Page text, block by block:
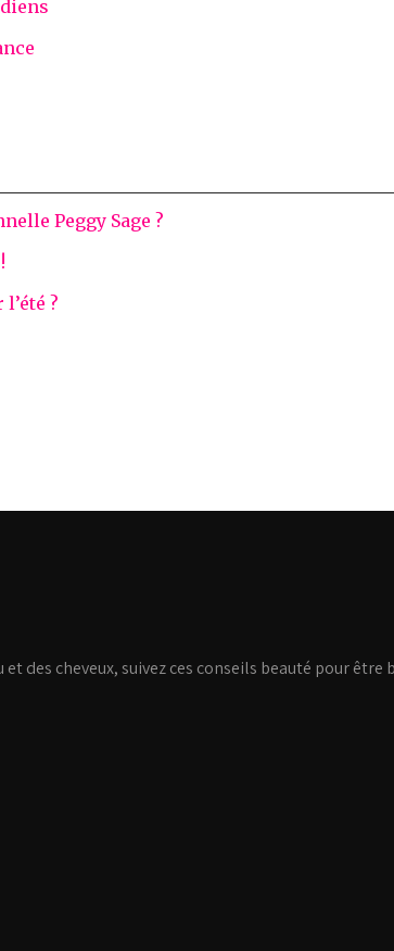
Peggy Sage ?
?
des cheveux, suivez ces conseils beauté pour